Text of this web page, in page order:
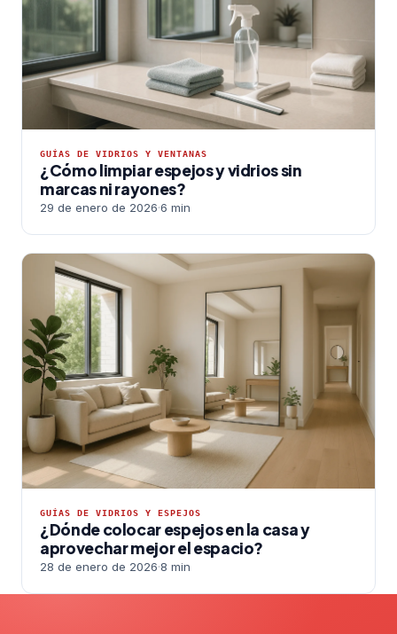
GUÍAS DE VIDRIOS Y VENTANAS
¿Cómo limpiar espejos y vidrios sin
marcas ni rayones?
29 de enero de 2026·6 min
GUÍAS DE VIDRIOS Y ESPEJOS
¿Dónde colocar espejos en la casa y
aprovechar mejor el espacio?
28 de enero de 2026·8 min